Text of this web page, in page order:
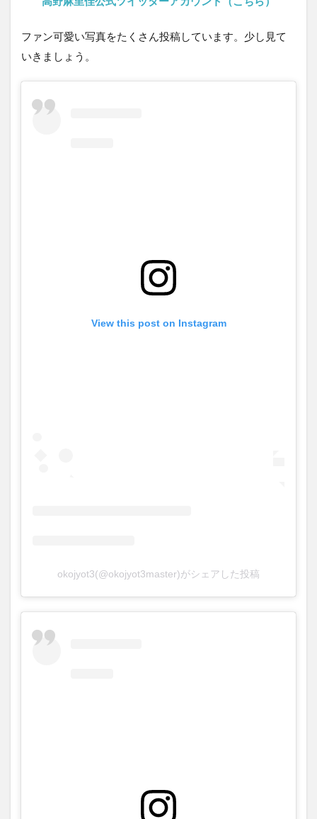
ファン可愛い写真をたくさん投稿しています。少し見て
いきましょう。
View this post on Instagram
okojyot3(@okojyot3master)がシェアした投稿